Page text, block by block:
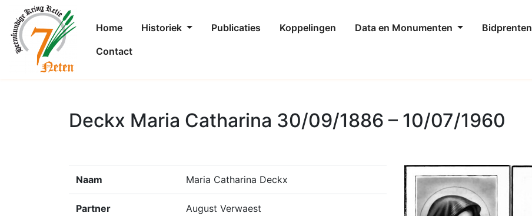
Home Historiek Publicaties Koppelingen Data en Monumenten Bidprenten
Contact
Deckx Maria Catharina 30/09/1886 – 10/07/1960
Naam Maria Catharina Deckx
Partner August Verwaest